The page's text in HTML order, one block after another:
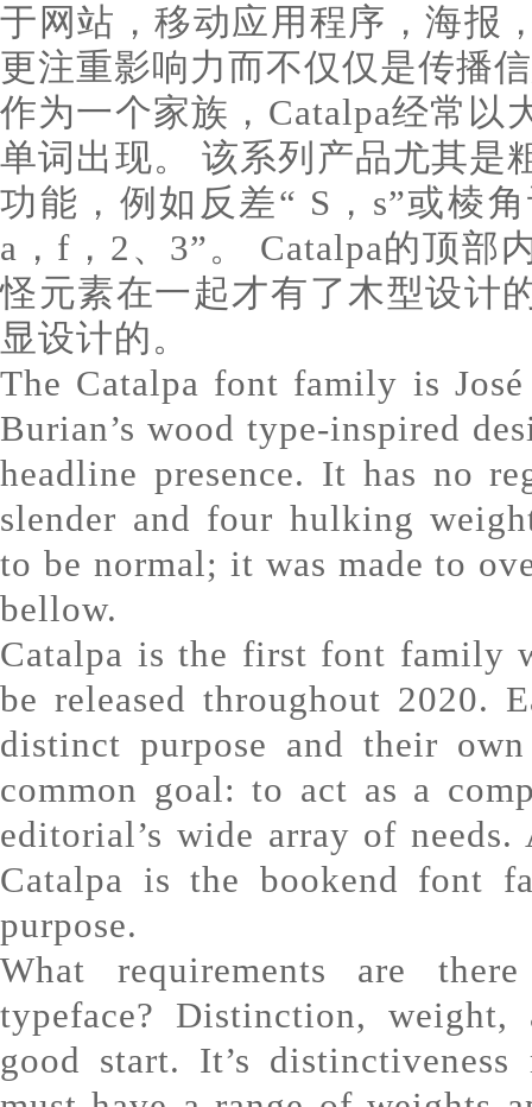
于网站，移动应用程序，海报
更注重影响力而不仅仅是传播
作为一个家族，Catalpa经常以
单词出现。 该系列产品尤其是
功能，例如反差“ S，s”或棱
a，f，2、3”。 Catalpa的顶部
怪元素在一起才有了木型设计
显设计的。
The Catalpa font family is
Burian’s wood type-inspired
headline presence. It has no
slender and four hulking
to be normal; it was made to
bellow.
Catalpa is the first font
be released throughout 2020.
distinct purpose and their
common goal: to act as a
editorial’s wide array of
Catalpa is the bookend font
purpose.
What requirements are
typeface? Distinction, weight,
good start. It’s